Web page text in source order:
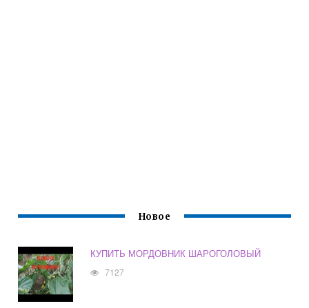
Новое
КУПИТЬ МОРДОВНИК ШАРОГОЛОВЫЙ
7127